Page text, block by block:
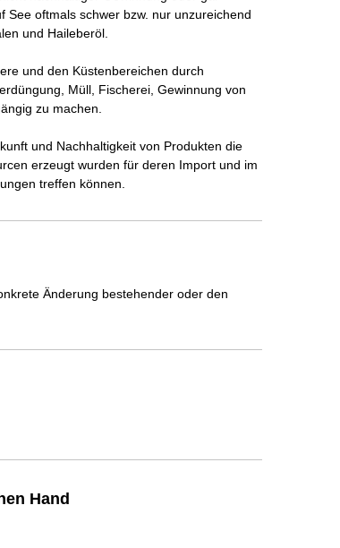
oftmals schwer bzw. nur unzureichend
und Haileberöl.
und den Küstenbereichen durch
Müll, Fischerei, Gewinnung von
zu machen.
und Nachhaltigkeit von Produkten die
erzeugt wurden für deren Import und im
treffen können.
Änderung bestehender oder den
Hand